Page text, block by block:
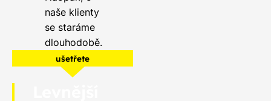
naše klienty
se staráme
dlouhodobě.
ušetřete